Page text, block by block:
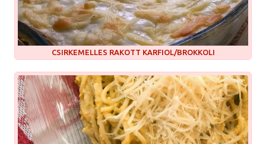
CSIRKEMELLES RAKOTT KARFIOL/BROKKOLI